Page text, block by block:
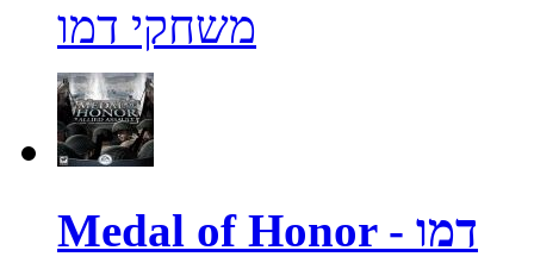
משחקי דמו
Medal of Honor - דמו